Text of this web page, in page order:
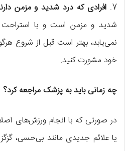
7. افرادی که درد شدید و مزمن
شدید و مزمن است و با
نمی‌یابد، بهتر است قبل از شروع
خود مشورت کنید.
چه زمانی باید به پزشک مراجعه کرد؟
در صورتی که با انجام ورزش‌های
یا علائم جدیدی مانند بی‌حسی،